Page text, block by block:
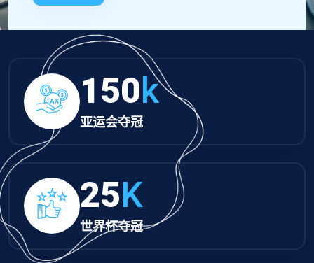
150k
亚运会夺冠
25K
世界杯夺冠